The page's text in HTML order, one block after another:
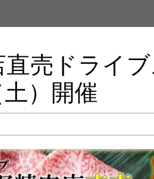
直売ドライ
）開催